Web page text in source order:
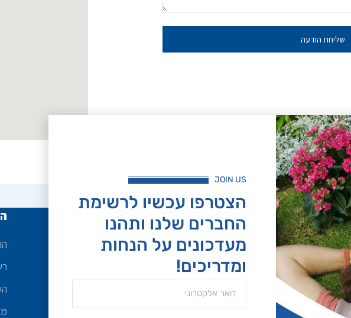
שליחת הודעה
שירות לקוחות
אודות
ביטולים והחזרות
מדיניות פרטיות
תנאי שירות ואספקה
JOIN US
הצטרפו עכשיו לרשימת
החברים שלנו ותהנו
מעדכונים על הנחות
ומדריכים!